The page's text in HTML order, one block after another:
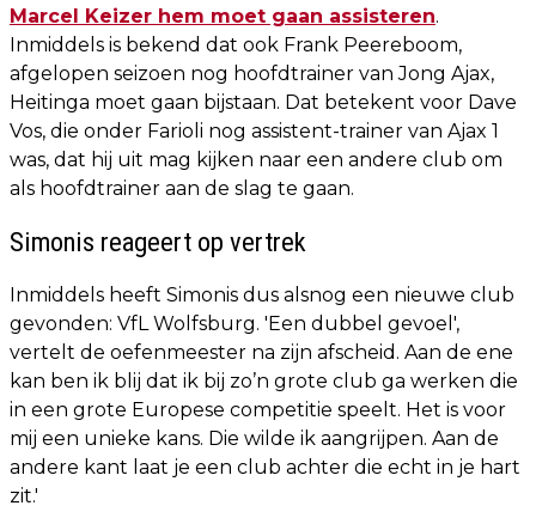
Marcel Keizer hem moet gaan assisteren.
Inmiddels is bekend dat ook Frank Peereboom,
afgelopen seizoen nog hoofdtrainer van Jong Ajax,
Heitinga moet gaan bijstaan. Dat betekent voor Dave
Vos, die onder Farioli nog assistent-trainer van Ajax 1
was, dat hij uit mag kijken naar een andere club om
als hoofdtrainer aan de slag te gaan.
Simonis reageert op vertrek
Inmiddels heeft Simonis dus alsnog een nieuwe club
gevonden: VfL Wolfsburg. 'Een dubbel gevoel',
vertelt de oefenmeester na zijn afscheid. Aan de ene
kan ben ik blij dat ik bij zo’n grote club ga werken die
in een grote Europese competitie speelt. Het is voor
mij een unieke kans. Die wilde ik aangrijpen. Aan de
andere kant laat je een club achter die echt in je hart
zit.'